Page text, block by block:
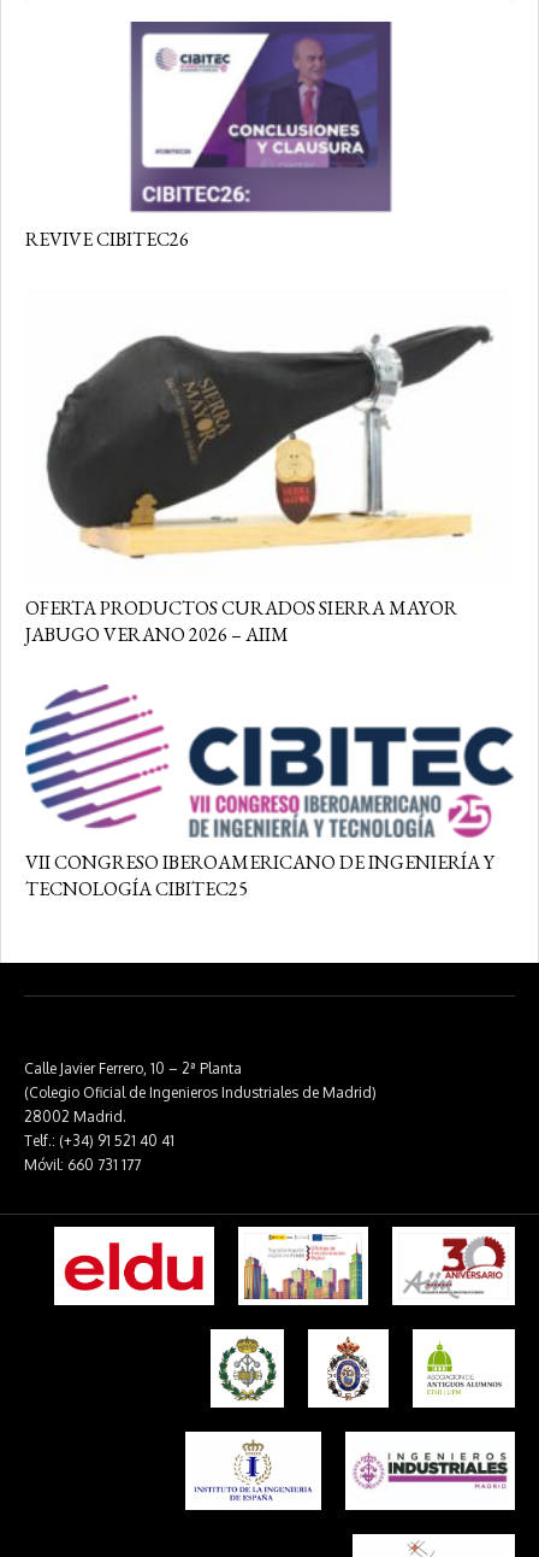
REVIVE CIBITEC26
OFERTA PRODUCTOS CURADOS SIERRA MAYOR
JABUGO VERANO 2026 – AIIM
VII CONGRESO IBEROAMERICANO DE INGENIERÍA Y
TECNOLOGÍA CIBITEC25
Calle Javier Ferrero, 10 – 2ª Planta
(Colegio Oficial de Ingenieros Industriales de Madrid)
28002 Madrid.
Telf.: (+34) 91 521 40 41
Móvil: 660 731 177